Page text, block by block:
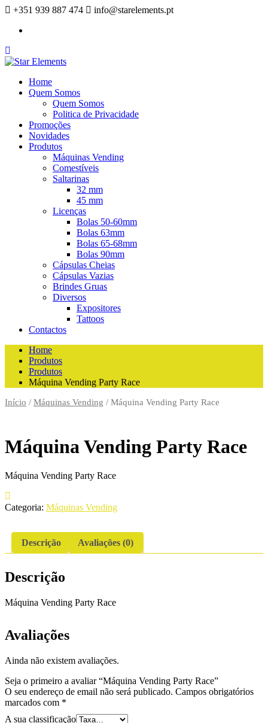
+351 939 887 474
info@starelements.pt
Home
Quem Somos
Quem Somos
Politica de Privacidade
Promoções
Novidades
Produtos
Máquinas Vending
Comestíveis
Saltarinas
32 mm
45 mm
Licenças
Bolas 50-60mm
Bolas 63mm
Bolas 65-68mm
Bolas 90mm
Cápsulas Cheias
Cápsulas Vazias
Brindes Gruas
Diversos
Expositores
Tattoos
Contactos
Home
Produtos
Produtos
Máquina Vending Party Race
Início / Máquinas Vending / Máquina Vending Party Race
Máquina Vending Party Race
Máquina Vending Party Race
Categoria: Máquinas Vending
Descrição Avaliações (0)
Descrição
Máquina Vending Party Race
Avaliações
Ainda não existem avaliações.
Seja o primeiro a avaliar “Máquina Vending Party Race”
O seu endereço de email não será publicado. Campos obrigatórios
marcados com *
A sua classificação